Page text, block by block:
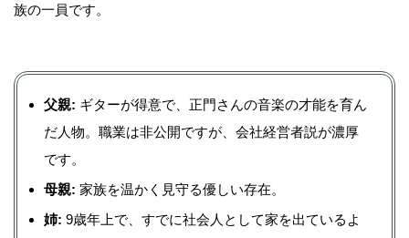
族の一員です。
父親: ギターが得意で、正門さんの音楽の才能を育ん
だ人物。職業は非公開ですが、会社経営者説が濃厚
です。
母親: 家族を温かく見守る優しい存在。
姉: 9歳年上で、すでに社会人として家を出ているよ